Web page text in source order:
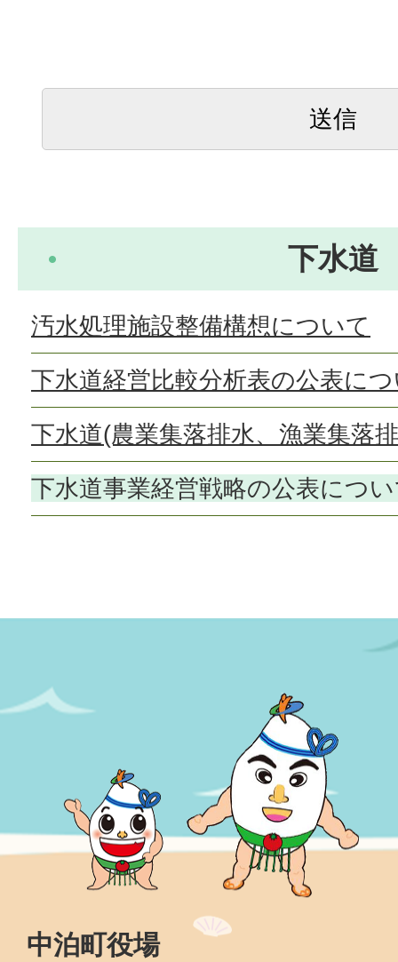
下水道
汚水処理施設整備構想について
下水道経営比較分析表の公表に
下水道(農業集落排水、漁業集落
下水道事業経営戦略の公表につ
中泊町役場